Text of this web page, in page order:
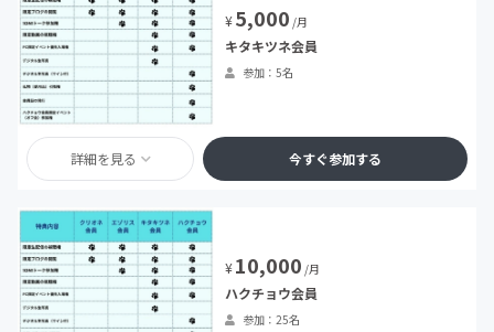
¥5,000 /月
キタキツネ会員
参加：5名
詳細を見る 今すぐ参加する
¥10,000 /月
ハクチョウ会員
参加：25名